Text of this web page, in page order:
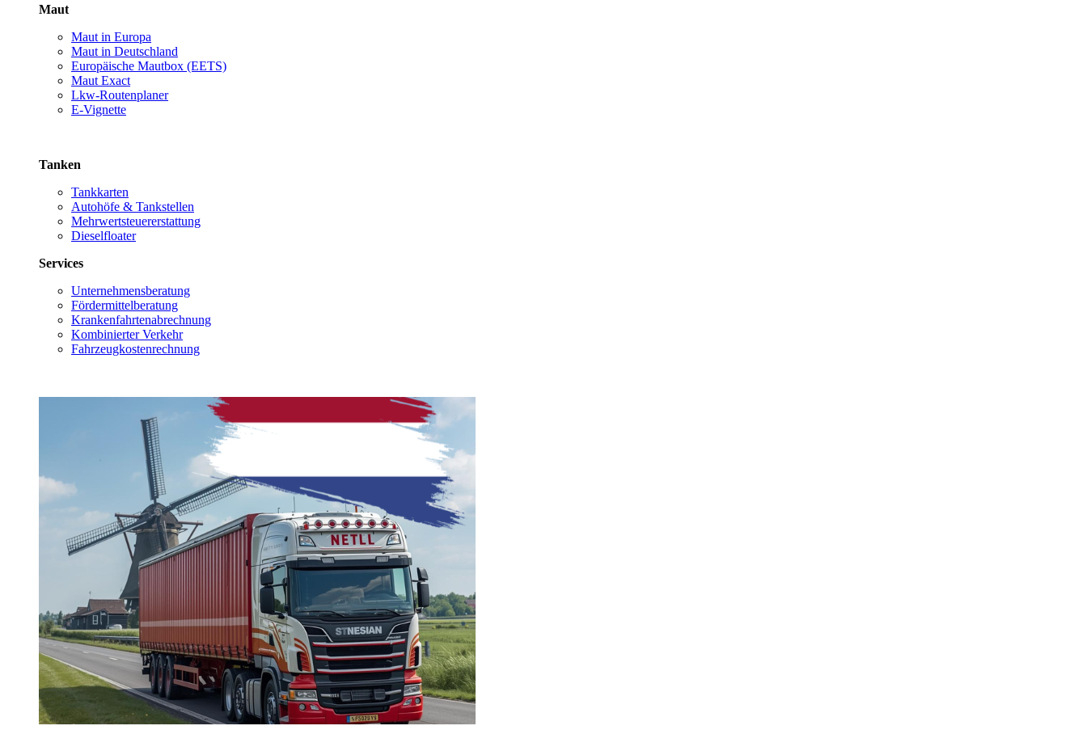
Maut
Maut in Europa
Maut in Deutschland
Europäische Mautbox (EETS)
Maut Exact
Lkw-Routenplaner
E-Vignette
Tanken
Tankkarten
Autohöfe & Tankstellen
Mehrwertsteuererstattung
Dieselfloater
Services
Unternehmensberatung
Fördermittelberatung
Krankenfahrtenabrechnung
Kombinierter Verkehr
Fahrzeugkostenrechnung